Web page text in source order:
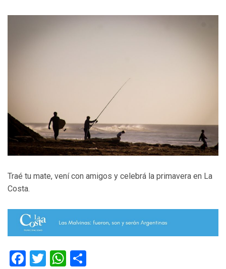
Traé tu mate, vení con amigos y celebrá la primavera en La
Costa.
Facebook
TwitterWhatsApp